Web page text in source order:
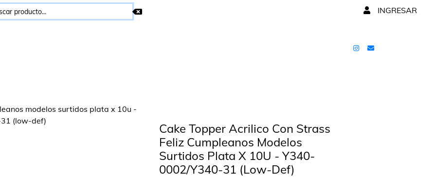
INGRESAR
Cake Topper Acrilico Con Strass
Feliz Cumpleanos Modelos
Surtidos Plata X 10U - Y340-
0002/Y340-31 (Low-Def)